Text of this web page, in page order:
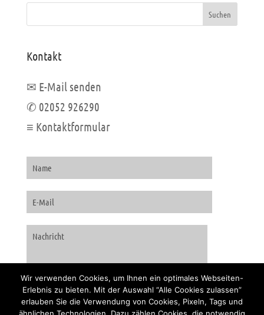
Suchen
Kontakt
✉ E-Mail senden
✆ 02052 926290
≡ Kontaktformular
Wir verwenden Cookies, um Ihnen ein optimales Webseiten-
Erlebnis zu bieten. Mit der Auswahl “Alle Cookies zulassen”
erlauben Sie die Verwendung von Cookies, Pixeln, Tags und